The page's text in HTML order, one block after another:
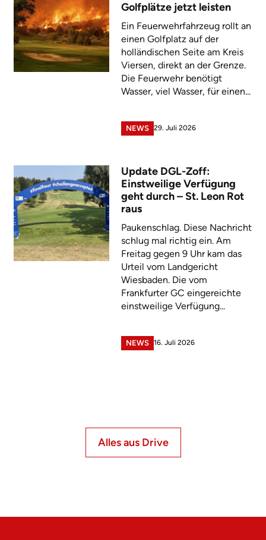
Golfplätze jetzt leisten
Ein Feuerwehrfahrzeug rollt an
einen Golfplatz auf der
holländischen Seite am Kreis
Viersen, direkt an der Grenze.
Die Feuerwehr benötigt
Wasser, viel Wasser, für einen...
NEWS 29. Juli 2026
Update DGL-Zoff:
Einstweilige Verfügung
geht durch – St. Leon Rot
raus
Paukenschlag. Diese Nachricht
schlug mal richtig ein. Am
Freitag gegen 9 Uhr kam das
Urteil vom Landgericht
Wiesbaden. Die vom
Frankfurter GC eingereichte
einstweilige Verfügung...
NEWS 16. Juli 2026
Alles aus Drive